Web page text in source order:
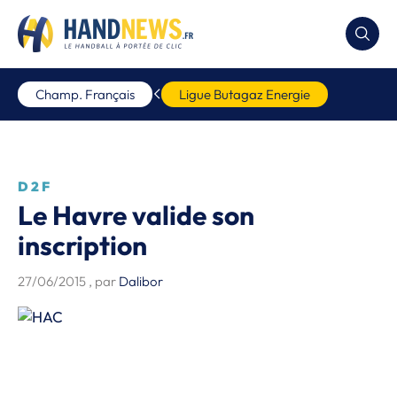
Champ. Français Ligue Butagaz Energie
D2F
Le Havre valide son
inscription
27/06/2015 , par Dalibor